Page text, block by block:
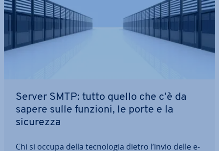
Server SMTP: tutto quello che c’è da
sapere sulle funzioni, le porte e la
sicurezza
Chi si occupa della tec­no­lo­gia dietro l’invio delle e-